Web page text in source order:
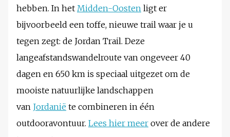
hebben. In het Midden-Oosten ligt er
bijvoorbeeld een toffe, nieuwe trail waar je u
tegen zegt: de Jordan Trail. Deze
langeafstandswandelroute van ongeveer 40
dagen en 650 km is speciaal uitgezet om de
mooiste natuurlijke landschappen
van Jordanië te combineren in één
outdooravontuur. Lees hier meer over de andere